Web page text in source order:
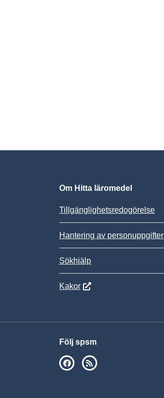
Om Hitta läromedel
Tillgänglighetsredogörelse
Hantering av personuppgifter
Sökhjälp
Kakor
Följ spsm
SPSM på Facebook